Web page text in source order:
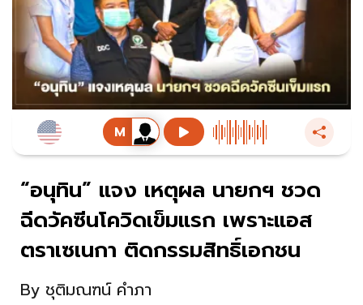
“อนุทิน” แจง เหตุผล นายกฯ ชวด
ฉีดวัคซีนโควิดเข็มแรก เพราะแอส
ตราเซเนกา ติดกรรมสิทธิ์เอกชน
By ชุติมณฑน์ คำภา